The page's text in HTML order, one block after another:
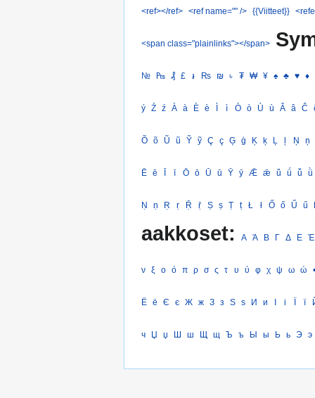
<ref></ref> <ref name="" /> {{Viitteet}}
<span class="plainlinks"></span>
№ ₧ ₰ £ ៛ ₨ ₪ ৳ ₮ ₩ ¥ ♠ ♣ ♥ ♦
ý Ź ź À à È è Ì ì Ò ò Ù ù Â â Ĉ
Õ õ Ũ ũ Ỹ ỹ Ç ç Ģ ģ Ķ ķ Ļ ļ Ņ ņ
Ē ē Ī ī Ō ō Ū ū Ȳ ȳ Ǣ ǣ ǖ ǘ ǚ ǜ
Ṇ ṇ Ṛ ṛ Ṝ ṝ Ṣ ṣ Ṭ ṭ Ł ł Ő ő Ű ű
aakkoset: Α Ά Β Γ Δ Ε Έ
ν ξ ο ό π ρ σ ς τ υ ύ φ χ ψ ω ώ •
Ё ё Є є Ж ж З з Ѕ ѕ И и І і Ї ї
ч Џ џ Ш ш Щ щ Ъ ъ Ы ы Ь ь Э э